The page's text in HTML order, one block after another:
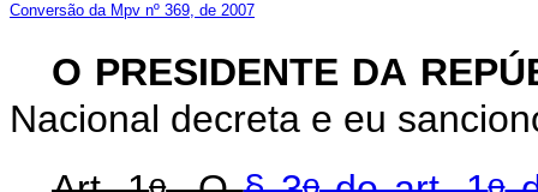
Conversão da Mpv nº 369, de 2007
O PRESIDENTE DA
Nacional decreta e eu
o o o